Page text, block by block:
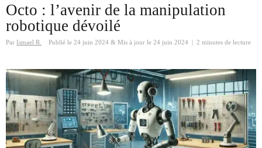
Octo : l’avenir de la manipulation
robotique dévoilé
Par Ismael R. Publié le 24 juin 2024 & Mis à jour le 24 juin 2024 2 minutes de lecture